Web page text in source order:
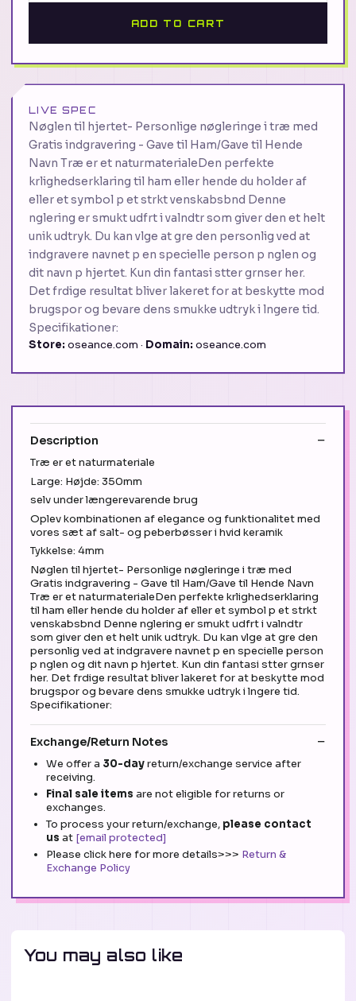
ADD TO CART
LIVE SPEC
Nøglen til hjertet- Personlige nøgleringe i træ med
Gratis indgravering - Gave til Ham/Gave til Hende
Navn Træ er et naturmaterialeDen perfekte
krlighedserklaring til ham eller hende du holder af
eller et symbol p et strkt venskabsbnd Denne
nglering er smukt udfrt i valndtr som giver den et helt
unik udtryk. Du kan vlge at gre den personlig ved at
indgravere navnet p en specielle person p nglen og
dit navn p hjertet. Kun din fantasi stter grnser her.
Det frdige resultat bliver lakeret for at beskytte mod
brugspor og bevare dens smukke udtryk i lngere tid.
Specifikationer:
Store: oseance.com · Domain: oseance.com
Description
Træ er et naturmateriale
Large: Højde: 350mm
selv under længerevarende brug
Oplev kombinationen af elegance og funktionalitet med
vores sæt af salt- og peberbøsser i hvid keramik
Tykkelse: 4mm
Nøglen til hjertet- Personlige nøgleringe i træ med
Gratis indgravering - Gave til Ham/Gave til Hende Navn
Træ er et naturmaterialeDen perfekte krlighedserklaring
til ham eller hende du holder af eller et symbol p et strkt
venskabsbnd Denne nglering er smukt udfrt i valndtr
som giver den et helt unik udtryk. Du kan vlge at gre den
personlig ved at indgravere navnet p en specielle person
p nglen og dit navn p hjertet. Kun din fantasi stter grnser
her. Det frdige resultat bliver lakeret for at beskytte mod
brugspor og bevare dens smukke udtryk i lngere tid.
Specifikationer:
Exchange/Return Notes
We offer a 30-dayreturn/exchange service after
receiving.
Final sale items are not eligible for returns or
exchanges.
To process your return/exchange, please contact
us at [email protected]
Please click here for more details>>> Return &
Exchange Policy
You may also like